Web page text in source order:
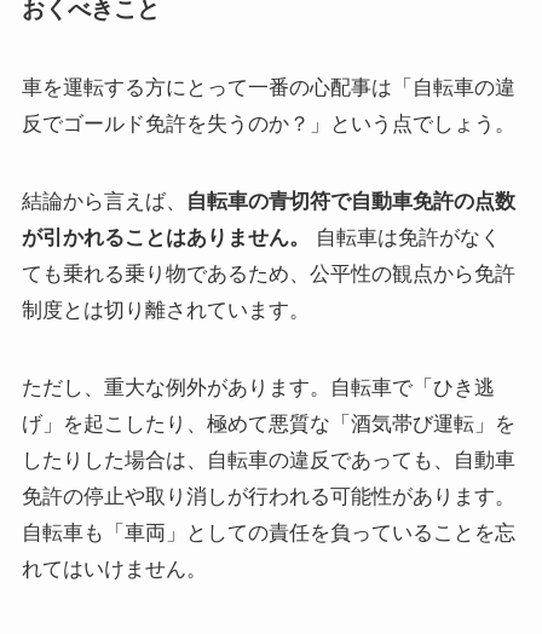
おくべきこと
車を運転する方にとって一番の心配事は「自転車の違
反でゴールド免許を失うのか？」という点でしょう。
結論から言えば、
自転車の青切符で自動車免許の点数
が引かれることはありません。
自転車は免許がなく
ても乗れる乗り物であるため、公平性の観点から免許
制度とは切り離されています。
ただし、重大な例外があります。自転車で「ひき逃
げ」を起こしたり、極めて悪質な「酒気帯び運転」を
したりした場合は、自転車の違反であっても、自動車
免許の停止や取り消しが行われる可能性があります。
自転車も「車両」としての責任を負っていることを忘
れてはいけません。